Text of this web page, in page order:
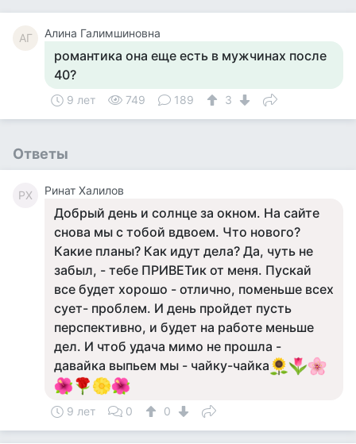
АГ Алина Галимшиновна
романтика она еще есть в мужчинах после
40?
9 лет 749 189 3
Ответы
РХ Ринат Халилов
Добрый день и солнце за окном. На сайте
снова мы с тобой вдвоем. Что нового?
Какие планы? Как идут дела? Да, чуть не
забыл, - тебе ПРИВЕТик от меня. Пускай
все будет хорошо - отлично, поменьше всех
сует- проблем. И день пройдет пусть
перспективно, и будет на работе меньше
дел. И чтоб удача мимо не прошла -
давайка выпьем мы - чайку-чайка
9 лет 0 0